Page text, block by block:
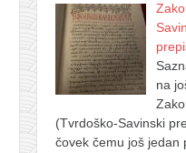
na
(Tvrdoško-Savinski
čovek čemu još jedan